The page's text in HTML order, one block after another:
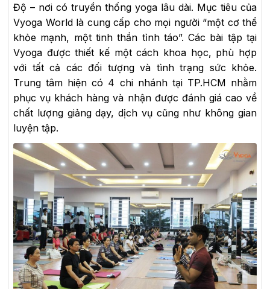
Độ – nơi có truyền thống yoga lâu dài. Mục tiêu của
Vyoga World là cung cấp cho mọi người “một cơ thể
khỏe mạnh, một tinh thần tỉnh táo”. Các bài tập tại
Vyoga được thiết kế một cách khoa học, phù hợp
với tất cả các đối tượng và tình trạng sức khỏe.
Trung tâm hiện có 4 chi nhánh tại TP.HCM nhằm
phục vụ khách hàng và nhận được đánh giá cao về
chất lượng giảng dạy, dịch vụ cũng như không gian
luyện tập.